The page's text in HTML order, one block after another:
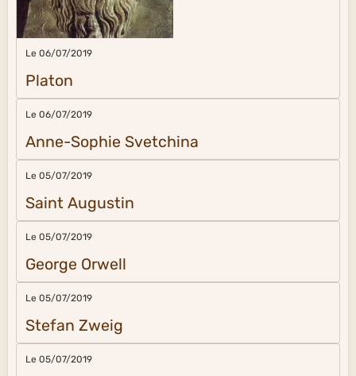
Le 06/07/2019
Platon
Le 06/07/2019
Anne-Sophie Svetchina
Le 05/07/2019
Saint Augustin
Le 05/07/2019
George Orwell
Le 05/07/2019
Stefan Zweig
Le 05/07/2019